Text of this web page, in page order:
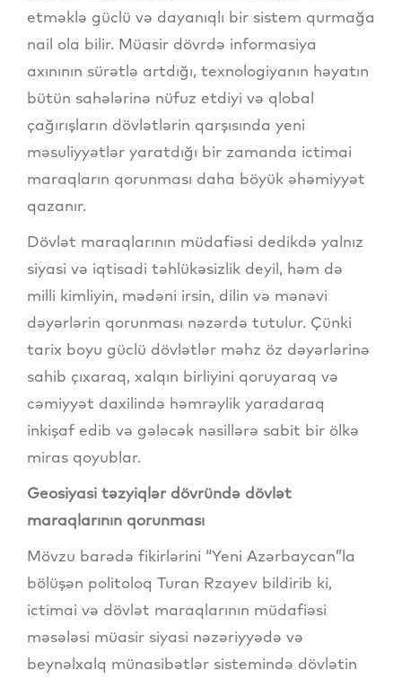
etməklə güclü və dayanıqlı bir sistem qurmağa
nail ola bilir. Müasir dövrdə informasiya
axınının sürətlə artdığı, texnologiyanın həyatın
bütün sahələrinə nüfuz etdiyi və qlobal
çağırışların dövlətlərin qarşısında yeni
məsuliyyətlər yaratdığı bir zamanda ictimai
maraqların qorunması daha böyük əhəmiyyət
qazanır.
Dövlət maraqlarının müdafiəsi dedikdə yalnız
siyasi və iqtisadi təhlükəsizlik deyil, həm də
milli kimliyin, mədəni irsin, dilin və mənəvi
dəyərlərin qorunması nəzərdə tutulur. Çünki
tarix boyu güclü dövlətlər məhz öz dəyərlərinə
sahib çıxaraq, xalqın birliyini qoruyaraq və
cəmiyyət daxilində həmrəylik yaradaraq
inkişaf edib və gələcək nəsillərə sabit bir ölkə
miras qoyublar.
Geosiyasi təzyiqlər dövründə dövlət
maraqlarının qorunması
Mövzu barədə fikirlərini “Yeni Azərbaycan”la
bölüşən politoloq Turan Rzayev bildirib ki,
ictimai və dövlət maraqlarının müdafiəsi
məsələsi müasir siyasi nəzəriyyədə və
beynəlxalq münasibətlər sistemində dövlətin